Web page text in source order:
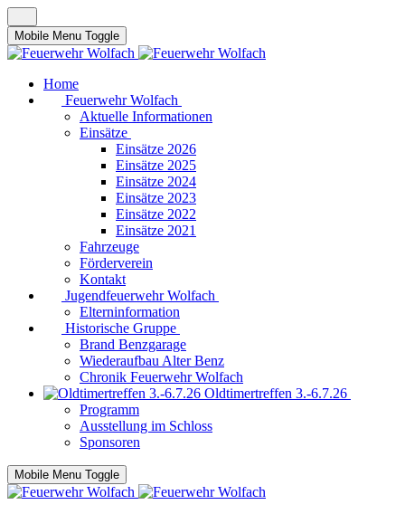
Mobile Menu Toggle
Home
Feuerwehr Wolfach
Aktuelle Informationen
Einsätze
Einsätze 2026
Einsätze 2025
Einsätze 2024
Einsätze 2023
Einsätze 2022
Einsätze 2021
Fahrzeuge
Förderverein
Kontakt
Jugendfeuerwehr Wolfach
Elterninformation
Historische Gruppe
Brand Benzgarage
Wiederaufbau Alter Benz
Chronik Feuerwehr Wolfach
Oldtimertreffen 3.-6.7.26
Programm
Ausstellung im Schloss
Sponsoren
Mobile Menu Toggle